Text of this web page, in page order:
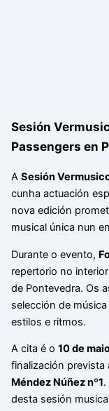
Sesión
Passengers en
A Sesión
cunha actuación
nova edición
musical única nun
Durante o evento,
repertorio no
de Pontevedra. Os
selección de
estilos e ritmos.
A cita é o 10 de
finalización prevista
Méndez Núñez nº1.
desta sesión